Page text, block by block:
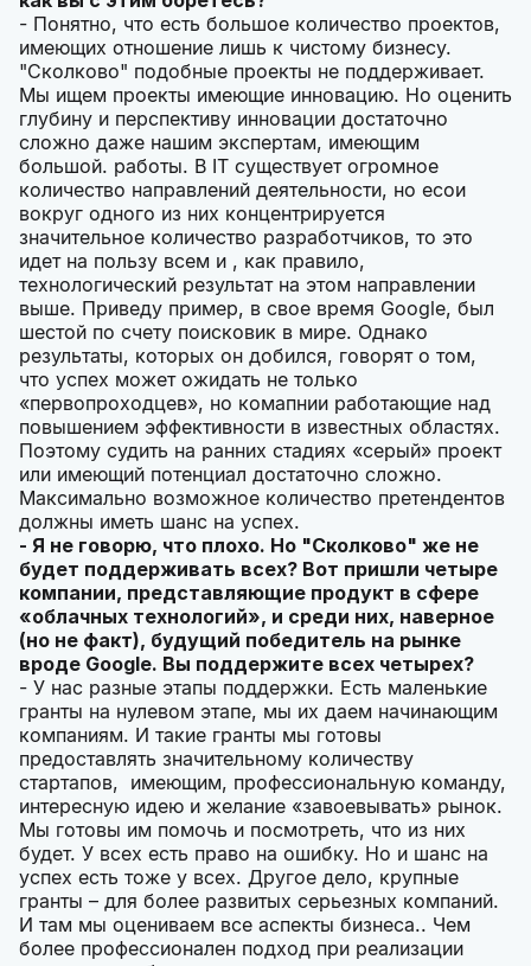
- Понятно, что есть большое количество проектов,
имеющих отношение лишь к чистому бизнесу.
"Сколково" подобные проекты не поддерживает.
Мы ищем проекты имеющие инновацию. Но оценить
глубину и перспективу инновации достаточно
сложно даже нашим экспертам, имеющим
большой. работы. В IT существует огромное
количество направлений деятельности, но есои
вокруг одного из них концентрируется
значительное количество разработчиков, то это
идет на пользу всем и , как правило,
технологический результат на этом направлении
выше. Приведу пример, в свое время Google, был
шестой по счету поисковик в мире. Однако
результаты, которых он добился, говорят о том,
что успех может ожидать не только
«первопроходцев», но комапнии работающие над
повышением эффективности в известных областях.
Поэтому судить на ранних стадиях «серый» проект
или имеющий потенциал достаточно сложно.
Максимально возможное количество претендентов
должны иметь шанс на успех.
- Я не говорю, что плохо. Но "Сколково" же не
будет поддерживать всех? Вот пришли четыре
компании, представляющие продукт в сфере
«облачных технологий», и среди них, наверное
(но не факт), будущий победитель на рынке
вроде Google. Вы поддержите всех четырех?
- У нас разные этапы поддержки. Есть маленькие
гранты на нулевом этапе, мы их даем начинающим
компаниям. И такие гранты мы готовы
предоставлять значительному количеству
стартапов, имеющим, профессиональную команду,
интересную идею и желание «завоевывать» рынок.
Мы готовы им помочь и посмотреть, что из них
будет. У всех есть право на ошибку. Но и шанс на
успех есть тоже у всех. Другое дело, крупные
гранты – для более развитых серьезных компаний.
И там мы оцениваем все аспекты бизнеса.. Чем
более профессионален подход при реализации